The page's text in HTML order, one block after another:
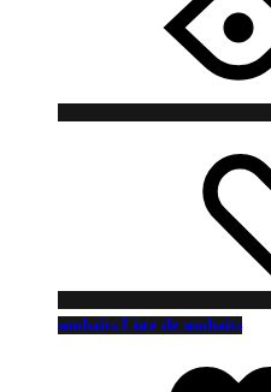
souhaits Liste de souhaits